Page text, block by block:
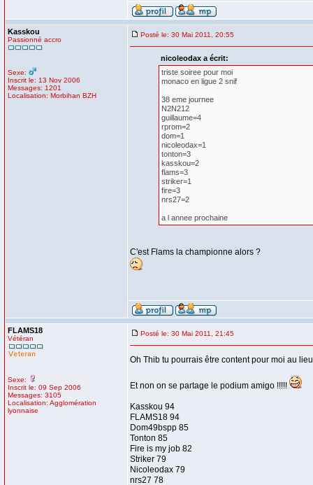
Kasskou
Passionné accro
Sexe:
Inscrit le: 13 Nov 2006
Messages: 1201
Localisation: Morbihan BZH
Posté le: 30 Mai 2011, 20:55
nicoleodax a écrit:
triste soiree pour moi
monaco en ligue 2 snif
38 eme journee
N2N212
guillaume=4
rprom=2
dom=1
nicoleodax=1
tonton=3
kasskou=2
flams=3
striker=1
fire=3
nrs27=2
a l annee prochaine
C'est Flams la championne alors ?
FLAMS18
Vétéran
Sexe:
Inscrit le: 09 Sep 2006
Messages: 3105
Localisation: Agglomération
lyonnaise
Posté le: 30 Mai 2011, 21:45
Oh Thib tu pourrais être content pour moi au
Et non on se partage le podium amigo !!!!!
Kasskou 94
FLAMS18 94
Dom49bspp 85
Tonton 85
Fire is my job 82
Striker 79
Nicoleodax 79
nrs27 78